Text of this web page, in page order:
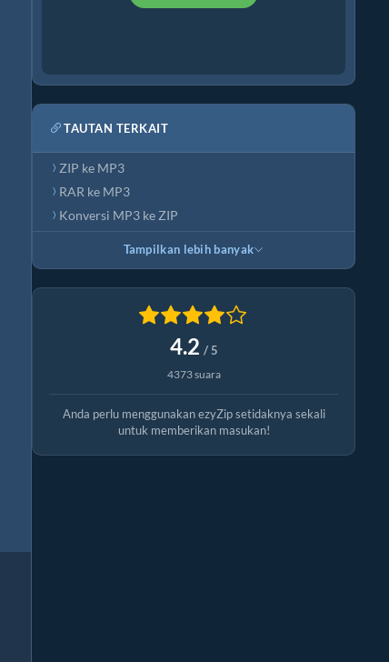
TAUTAN TERKAIT
ZIP ke MP3
RAR ke MP3
Konversi MP3 ke ZIP
Tampilkan lebih banyak
4.2 / 5
4373 suara
Anda perlu menggunakan ezyZip setidaknya sekali
untuk memberikan masukan!